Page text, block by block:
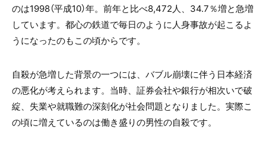
のは1998（平成10）年。前年と比べ8,472人、34.7％増と急増
しています。都心の鉄道で毎日のように人身事故が起こるよ
うになったのもこの頃からです。
自殺が急増した背景の一つには、バブル崩壊に伴う日本経済
の悪化が考えられます。当時、証券会社や銀行が相次いで破
綻、失業や就職難の深刻化が社会問題となりました。実際こ
の頃に増えているのは働き盛りの男性の自殺です。